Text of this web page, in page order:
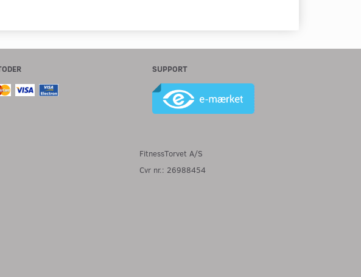
SUPPORT
FitnessTorvet A/S
Cvr nr.: 26988454